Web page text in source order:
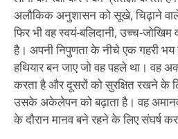
अलौकिक अनुशासन को सूखे, चिढ़ाने
फिर भी वह स्वयं-बलिदानी, उच्च-जोखिम
है। अपनी निपुणता के नीचे एक गहरी भय
हथियार बन जाए जो वह पहले था। वह
करता है और दूसरों को सुरक्षित रखने के
उसके अकेलेपन को बढ़ाता है। वह
के दौरान मानव बने रहने के लिए संघर्ष